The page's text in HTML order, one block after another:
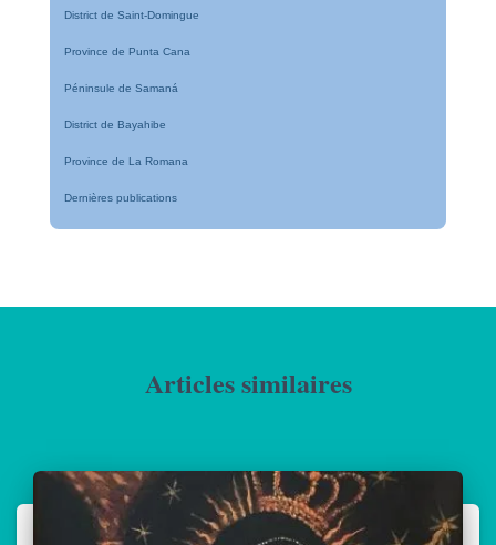
District de Saint-Domingue
Province de Punta Cana
Péninsule de Samaná
District de Bayahibe
Province de La Romana
Dernières publications
Articles similaires